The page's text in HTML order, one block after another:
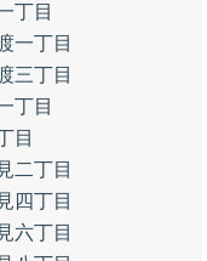
丁目
一丁目
三丁目
丁目
目
二丁目
四丁目
六丁目